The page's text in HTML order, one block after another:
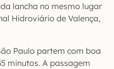
lancha no mesmo lugar
Hidroviário de Valença,
Paulo partem com boa
minutos. A passagem